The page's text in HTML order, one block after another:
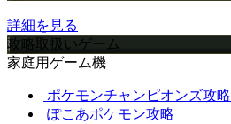
詳細を見る
攻略取扱いゲーム
家庭用ゲーム機
ポケモンチャンピオンズ攻略
ぽこあポケモン攻略